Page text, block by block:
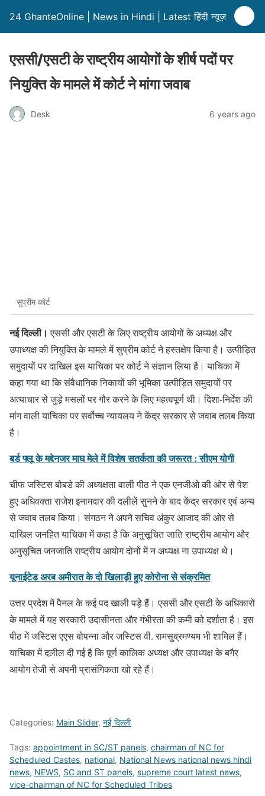
24 GhanteOnline | News in Hindi | Latest हिंदी न्यूज़
एससी/एसटी के राष्ट्रीय आयोगों के शीर्ष पदों पर
नियुक्ति के मामले में कोर्ट ने मांगा जवाब
Desk 6 years ago
सुप्रीम कोर्ट
नई दिल्‍ली। एससी और एसटी के लिए राष्ट्रीय आयोगों के अध्यक्ष और
उपाध्यक्ष की नियुक्ति के मामले में सुप्रीम कोर्ट ने हस्तक्षेप किया है। उत्पीड़ित
समुदायों पर दाखिल इस याचिका पर कोर्ट ने संज्ञान लिया है। याचिका में
कहा गया था कि संवैधानिक निकायों की भूमिका उत्पीड़ित समुदायों पर
अत्याचार से जुड़े मसलों पर गौर करने के लिए महत्वपूर्ण थी। दिशा-निर्देश की
मांग वाली याचिका पर सर्वोच्च न्यायलय ने केंद्र सरकार से जवाब तलब किया
है।
बर्ड फ्लू के मद्देनजर माघ मेले में विशेष सतर्कता की जरूरत : सीएम योगी
चीफ जस्टिस बोबडे की अध्‍यक्षता वाली पीठ ने एक एनजीओ की ओर से पेश
हुए अधिवक्‍ता राजेश इनामदार की दलीलें सुनने के बाद केंद्र सरकार एवं अन्य
से जवाब तलब किया। संगठन ने अपने सचिव अंकुर आजाद की ओर से
दाखिल जनहित याचिका में कहा है कि अनुसूचित जाति राष्ट्रीय आयोग और
अनुसूचित जनजाति राष्ट्रीय आयोग दोनों में न अध्यक्ष ना उपाध्यक्ष थे।
यूनाईटेड अरब अमीरात के दो खिलाड़ी हुए कोरोना से संक्रमित
उत्तर प्रदेश में पैनल के कई पद खाली पड़े हैं। एससी और एसटी के अधिकारों
के मामले में यह सरकारी उदासीनता और गंभीरता की कमी को दर्शाता है। इस
पीठ में जस्टिस एएस बोपन्ना और जस्टिस वी. रामसुब्रमण्यम भी शामिल हैं।
याचिका में दलील दी गई है कि पूर्ण कालिक अध्यक्ष और उपाध्यक्ष के बगैर
आयोग तेजी से अपनी प्रासंगिकता खो रहे हैं।
Categories: Main Slider, नई दिल्ली
Tags: appointment in SC/ST panels, chairman of NC for
Scheduled Castes, national, National News national news hindi
news, NEWS, SC and ST panels, supreme court latest news,
vice-chairman of NC for Scheduled Tribes